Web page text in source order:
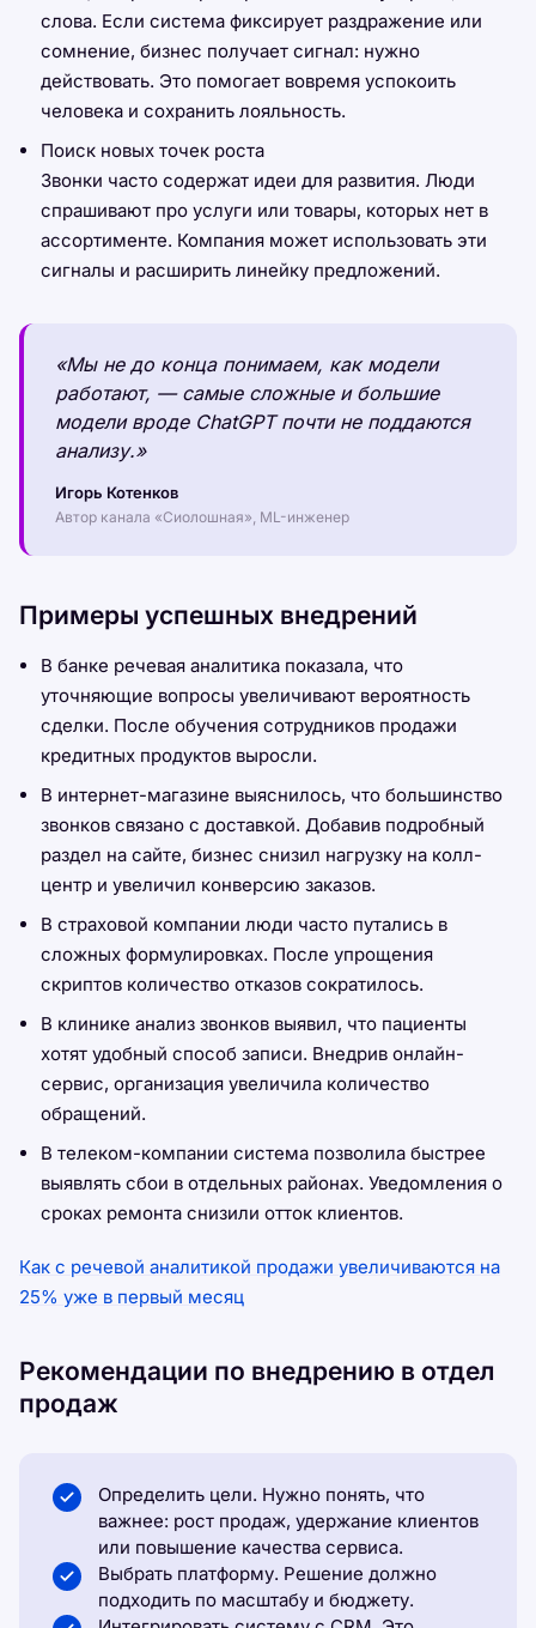
слова. Если система фиксирует раздражение или
сомнение, бизнес получает сигнал: нужно
действовать. Это помогает вовремя успокоить
человека и сохранить лояльность.
Поиск новых точек роста
Звонки часто содержат идеи для развития. Люди
спрашивают про услуги или товары, которых нет в
ассортименте. Компания может использовать эти
сигналы и расширить линейку предложений.
«Мы не до конца понимаем, как модели
работают, — самые сложные и большие
модели вроде ChatGPT почти не поддаются
анализу.»
Игорь Котенков
Автор канала «Сиолошная», ML-инженер
Примеры успешных внедрений
В банке речевая аналитика показала, что
уточняющие вопросы увеличивают вероятность
сделки. После обучения сотрудников продажи
кредитных продуктов выросли.
В интернет-магазине выяснилось, что большинство
звонков связано с доставкой. Добавив подробный
раздел на сайте, бизнес снизил нагрузку на колл-
центр и увеличил конверсию заказов.
В страховой компании люди часто путались в
сложных формулировках. После упрощения
скриптов количество отказов сократилось.
В клинике анализ звонков выявил, что пациенты
хотят удобный способ записи. Внедрив онлайн-
сервис, организация увеличила количество
обращений.
В телеком-компании система позволила быстрее
выявлять сбои в отдельных районах. Уведомления о
сроках ремонта снизили отток клиентов.
Как с речевой аналитикой продажи увеличиваются на
25% уже в первый месяц
Рекомендации по внедрению в отдел
продаж
Определить цели. Нужно понять, что
важнее: рост продаж, удержание клиентов
или повышение качества сервиса.
Выбрать платформу. Решение должно
подходить по масштабу и бюджету.